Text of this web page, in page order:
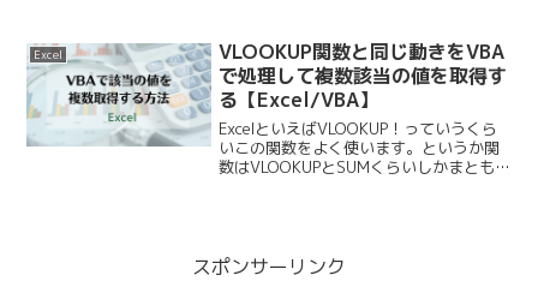
たExcelファイルがこちらです。M列が関
数で作成...
Excel
VLOOKUP関数と同じ動きをVBA
で処理して複数該当の値を取得す
る【Excel/VBA】
ExcelといえばVLOOKUP！っていうくら
いこの関数をよく使います。というか関
数はVLOOKUPとSUMくらいしかまともに
スポンサーリンク